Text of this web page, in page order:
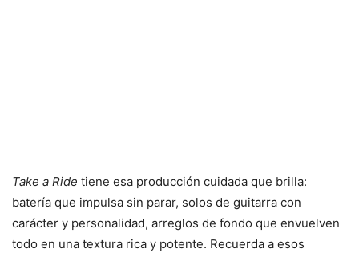
Take a Ride tiene esa producción cuidada que brilla:
batería que impulsa sin parar, solos de guitarra con
carácter y personalidad, arreglos de fondo que envuelven
todo en una textura rica y potente. Recuerda a esos